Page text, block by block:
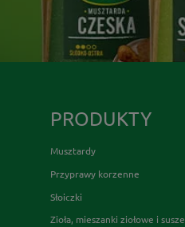
PRODUKTY
Musztardy
Przyprawy korzenne
Słoiczki
Zioła, mieszanki ziołowe i susze